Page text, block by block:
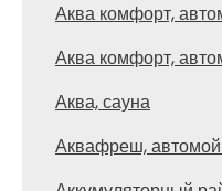
Аква комфорт,
Аква комфорт,
Аква, сауна
Аквафреш,